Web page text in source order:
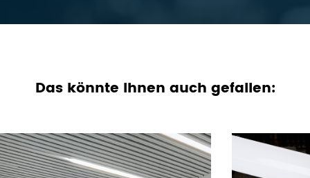
Das könnte Ihnen auch gefallen: